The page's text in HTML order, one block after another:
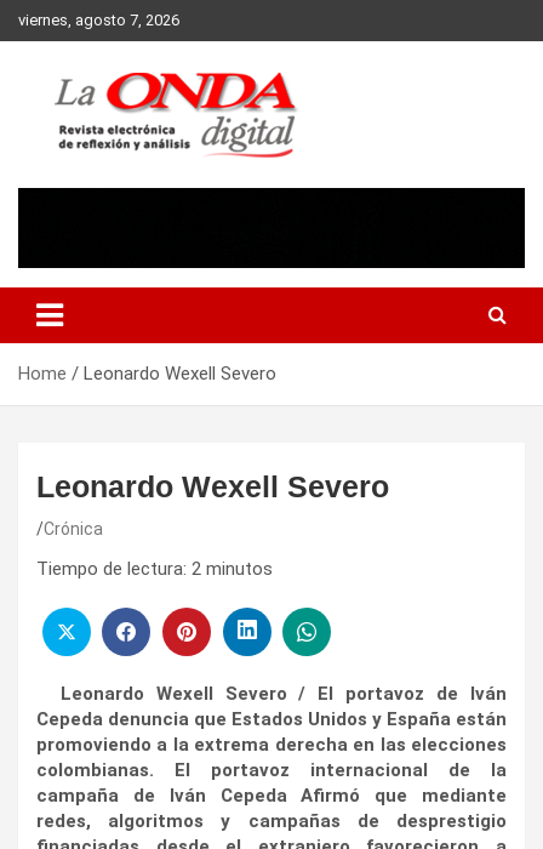
Skip
to
viernes, agosto 7, 2026
Home Leonardo Wexell Severo
Leonardo Wexell Severo
Crónica
Tiempo de lectura: 2 minutos
Leonardo Wexell Severo / El portavoz de Iván
Cepeda denuncia que Estados Unidos y España están
promoviendo a la extrema derecha en las elecciones
colombianas. El portavoz internacional de la
campaña de Iván Cepeda Afirmó que mediante
redes, algoritmos y campañas de desprestigio